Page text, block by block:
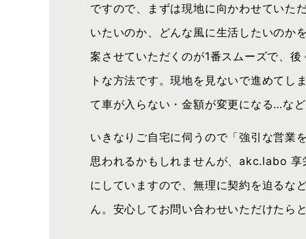
ですので、まずは現地に向かわせていた
いたいのか、どんな風に生活したいのか
案させていただくのが1番スムーズで、
トな方法です。現地を見ないで進めてし
て車が入らない・金額が変更になる…な
いきなりご自宅に伺うので「強引な営業
思われるかもしれませんが、akc.labo 享
にしていますので、無理に契約を迫るな
ん。安心してお問い合わせいただけたら